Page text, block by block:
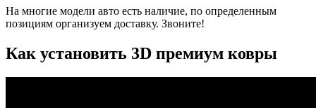
На многие модели авто есть наличие, по определенным
позициям организуем доставку. Звоните!
Как установить 3D премиум ковры